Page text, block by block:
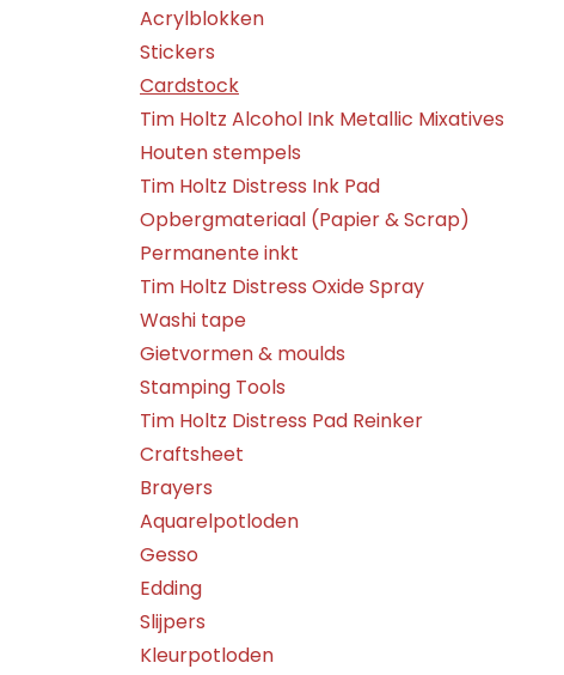
Acrylblokken
Stickers
Cardstock
Tim Holtz Alcohol Ink Metallic Mixatives
Houten stempels
Tim Holtz Distress Ink Pad
Opbergmateriaal (Papier & Scrap)
Permanente inkt
Tim Holtz Distress Oxide Spray
Washi tape
Gietvormen & moulds
Stamping Tools
Tim Holtz Distress Pad Reinker
Craftsheet
Brayers
Aquarelpotloden
Gesso
Edding
Slijpers
Kleurpotloden